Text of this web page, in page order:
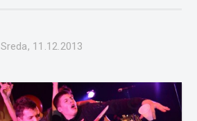
Sreda, 11.12.2013